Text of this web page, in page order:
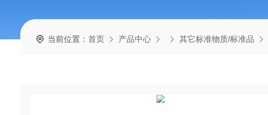
当前位置：首页 产品中心 其它标准物质/标准品